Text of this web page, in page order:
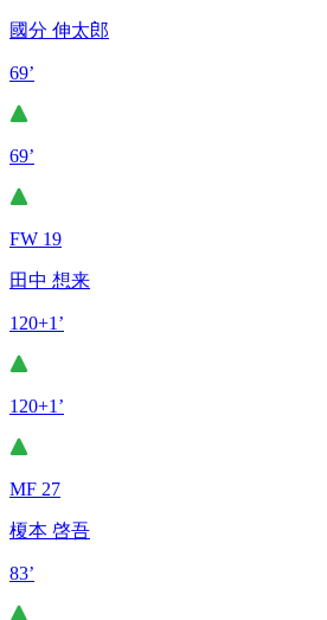
國分 伸太郎
69’
69’
FW 19
田中 想来
120+1’
120+1’
MF 27
榎本 啓吾
83’